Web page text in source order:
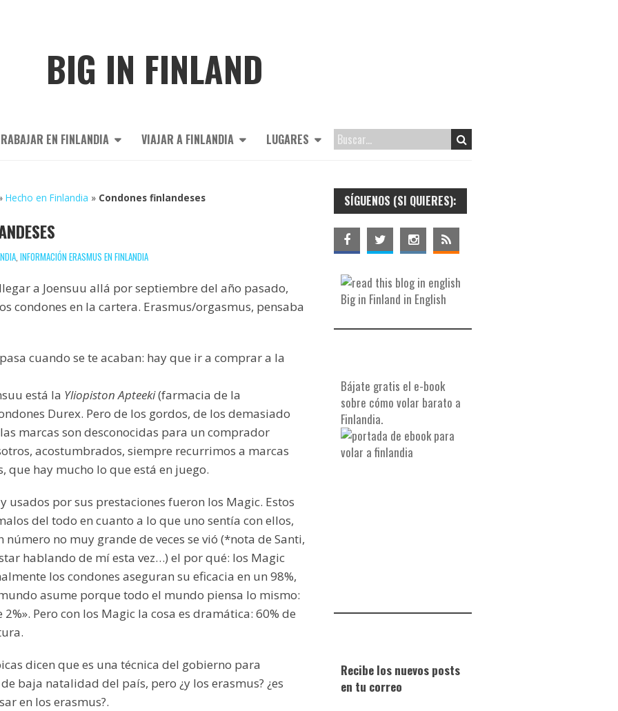
BIG IN FINLAND
EN FINLANDIA VIAJAR A FINLANDIA LUGARES
Hecho en Finlandia » Condones finlandeses
INFORMACIÓN ERASMUS EN FINLANDIA
a Joensuu allá por septiembre del año pasado,
condones en la cartera. Erasmus/orgasmus, pensaba
cuando se te acaban: hay que ir a comprar a la
está la Yliopiston Apteeki(farmacia de la
Durex. Pero de los gordos, de los demasiado
marcas son desconocidas para un comprador
acostumbrados, siempre recurrimos a marcas
que hay mucho lo que está en juego.
usados por sus prestaciones fueron los Magic. Estos
del todo en cuanto a lo que uno sentía con ellos,
número no muy grande de veces se vió (*nota de Santi,
hablando de mí esta vez…) el por qué: los Magic
los condones aseguran su eficacia en un 98%,
asume porque todo el mundo piensa lo mismo:
2%». Pero con los Magic la cosa es dramática: 60% de
dicen que es una técnica del gobierno para
baja natalidad del país, pero ¿y los erasmus? ¿es
en los erasmus?.
SÍGUENOS (SI QUIERES):
Big in Finland in English
Bájate gratis el e-book
sobre cómo volar barato a
Finlandia.
Recibe los nuevos posts
en tu correo